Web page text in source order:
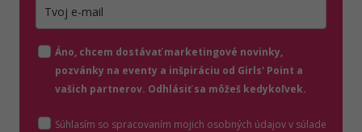
Áno, chcem dostávať marketingové novinky,
pozvánky na eventy a inšpiráciu od Girls' Point a
vašich partnerov. Odhlásiť sa môžeš kedykoľvek.
Súhlasím so spracovaním mojich osobných údajov v súlade